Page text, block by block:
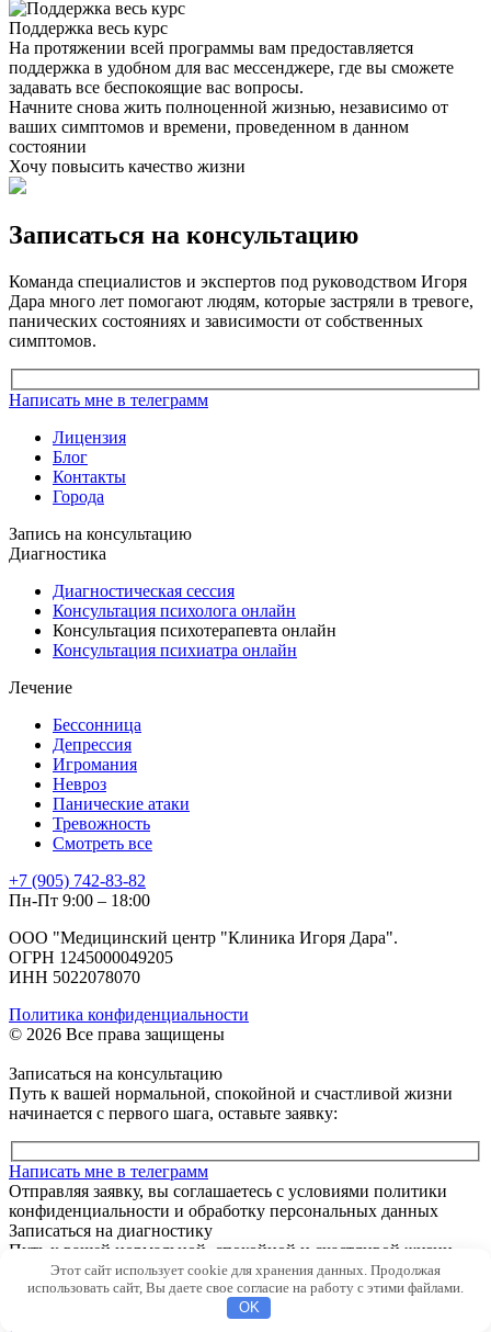
Поддержка весь курс
На протяжении всей программы вам предоставляется
поддержка в удобном для вас мессенджере, где вы сможете
задавать все беспокоящие вас вопросы.
Начните снова жить полноценной жизнью, независимо от
ваших симптомов и времени, проведенном в данном
состоянии
Хочу повысить качество жизни
Записаться на консультацию
Команда специалистов и экспертов под руководством Игоря
Дара много лет помогают людям, которые застряли в тревоге,
панических состояниях и зависимости от собственных
симптомов.
Написать мне в телеграмм
Лицензия
Блог
Контакты
Города
Запись на консультацию
Диагностика
Диагностическая сессия
Консультация психолога онлайн
Консультация психотерапевта онлайн
Консультация психиатра онлайн
Лечение
Бессонница
Депрессия
Игромания
Невроз
Панические атаки
Тревожность
Смотреть все
+7 (905) 742-83-82
Пн-Пт 9:00 – 18:00
ООО "Медицинский центр "Клиника Игоря Дара".
ОГРН 1245000049205
ИНН 5022078070
Политика конфиденциальности
© 2026 Все права защищены
Записаться на консультацию
Путь к вашей нормальной, спокойной и счастливой жизни
начинается с первого шага, оставьте заявку:
Написать мне в телеграмм
Отправляя заявку, вы соглашаетесь с условиями политики
конфиденциальности и обработку персональных данных
Записаться на диагностику
Путь к вашей нормальной, спокойной и счастливой жизни
начинается с первого шага, оставьте заявку:
Этот сайт использует cookie для хранения данных. Продолжая
использовать сайт, Вы даете свое согласие на работу с этими файлами.
OK